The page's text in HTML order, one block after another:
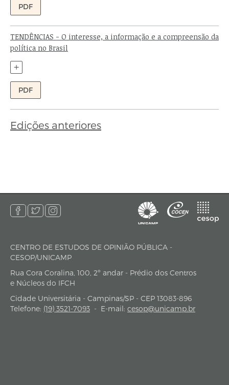
PDF
TENDÊNCIAS - O interesse, a informação e a compreensão da
política no Brasil
Autores:
+
PDF
Edições anteriores
endereço
CENTRO DE ESTUDOS DE OPINIÃO PÚBLICA -
CESOP/UNICAMP
Rua Cora Coralina, 100, 2º andar - Prédio dos Centros
e Núcleos do IFCH
Cidade Universitária - Campinas/SP - CEP 13083-896
Telefone: (19) 3521-7093 - E-mail: cesop@unicamp.br